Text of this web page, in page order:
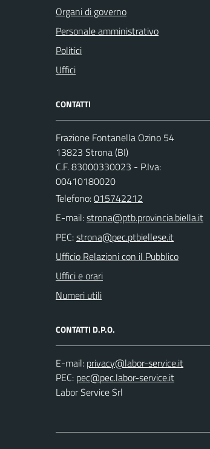
Organi di governo
Personale amministrativo
Politici
Uffici
CONTATTI
Frazione Fontanella Ozino 54
13823 Strona (BI)
C.F. 83000330023 - P.Iva:
00410180020
Telefono:015742212
E-mail:
PEC:
Ufficio Relazioni con il Pubblico
Uffici e orari
Numeri utili
CONTATTI D.P.O.
E-mail:
PEC:
Labor Service Srl